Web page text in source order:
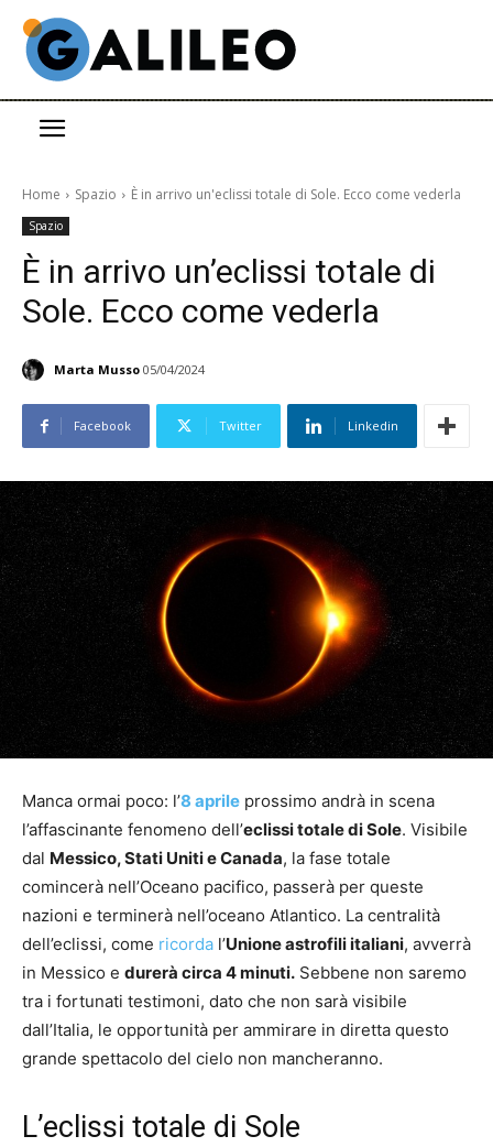
Home Spazio È in arrivo un'eclissi totale di Sole. Ecco come vederla
Spazio
È in arrivo un’eclissi totale di
Sole. Ecco come vederla
Marta Musso 05/04/2024
Facebook Twitter Linkedin
Manca ormai poco: l’8 aprile prossimo andrà in scena
l’affascinante fenomeno dell’eclissi totale di Sole. Visibile
dal Messico, Stati Uniti e Canada, la fase totale
comincerà nell’Oceano pacifico, passerà per queste
nazioni e terminerà nell’oceano Atlantico. La centralità
dell’eclissi, come ricorda l’Unione astrofili italiani, avverrà
in Messico e durerà circa 4 minuti. Sebbene non saremo
tra i fortunati testimoni, dato che non sarà visibile
dall’Italia, le opportunità per ammirare in diretta questo
grande spettacolo del cielo non mancheranno.
L’eclissi totale di Sole